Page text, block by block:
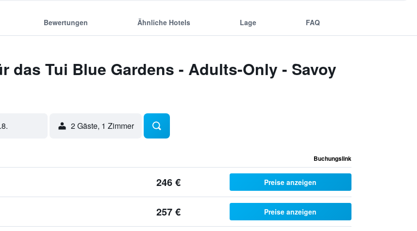
Bewertungen Ähnliche Hotels Lage FAQ
das Tui Blue Gardens - Adults-Only - Savoy
2 Gäste, 1 Zimmer
Buchungslink
246 € Preise anzeigen
257 € Preise anzeigen